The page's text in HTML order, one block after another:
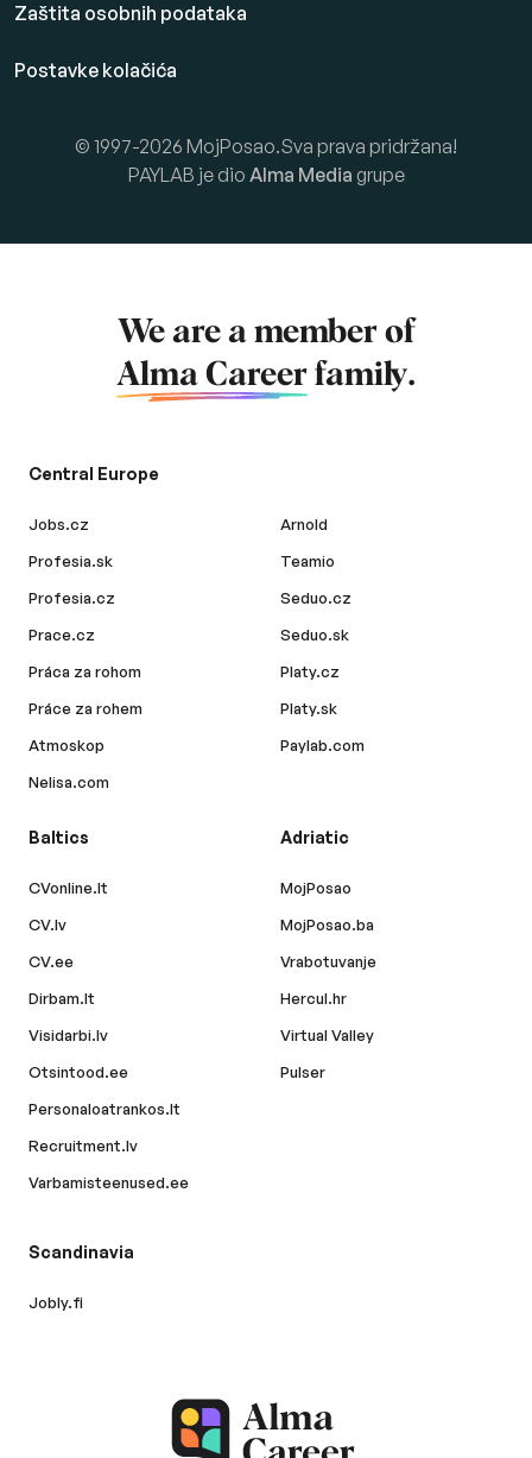
Zaštita osobnih podataka
Postavke kolačića
© 1997-2026 MojPosao.Sva prava pridržana!
PAYLAB je dio Alma Media grupe
We are a member of
Alma Career family.
Central Europe
Jobs.cz
Profesia.sk
Profesia.cz
Prace.cz
Práca za rohom
Práce za rohem
Atmoskop
Nelisa.com
Arnold
Teamio
Seduo.cz
Seduo.sk
Platy.cz
Platy.sk
Paylab.com
Baltics
CVonline.lt
CV.lv
CV.ee
Dirbam.lt
Visidarbi.lv
Otsintood.ee
Personaloatrankos.lt
Recruitment.lv
Varbamisteenused.ee
Adriatic
MojPosao
MojPosao.ba
Vrabotuvanje
Hercul.hr
Virtual Valley
Pulser
Scandinavia
Jobly.fi